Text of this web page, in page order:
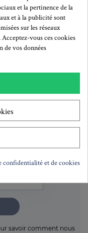
TTC:
savoir comment nous
et la pertinence de la
et à la publicité sont
sur les réseaux
vous ces cookies
de vos données
confidentialité et de cookies